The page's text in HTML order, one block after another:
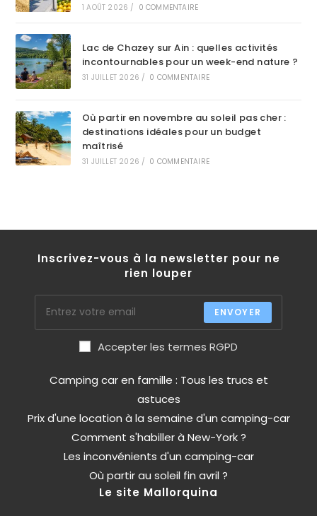
1 AOÛT 2026 / 0 COMMENTAIRE
Lac de Chazey sur Ain : quelles activités
incontournables pour un week-end nature ?
31 JUILLET 2026 / 0 COMMENTAIRE
Où partir en novembre au soleil pas cher :
destinations idéales pour un budget
maîtrisé
31 JUILLET 2026 / 0 COMMENTAIRE
Inscrivez-vous à la newsletter pour ne
rien louper
ENVOYER
Accepter les termes RGPD
Camping car en famille : Tous les trucs et
astuces
Prix d'une location à la semaine d'un camping-car
Comment s'habiller à New-York ?
Les inconvénients d'un camping-car
Où partir au soleil fin avril ?
Le site Mallorquina